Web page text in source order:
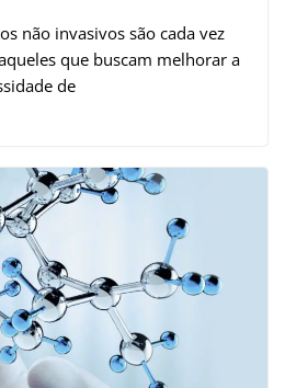
não invasivos são cada vez
que buscam melhorar a
de